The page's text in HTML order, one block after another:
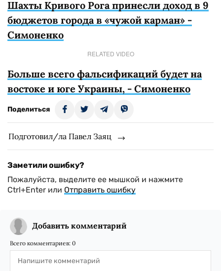
Шахты Кривого Рога принесли доход в 9
бюджетов города в «чужой карман» -
Симоненко
RELATED VIDEO
Больше всего фальсификаций будет на
востоке и юге Украины, - Симоненко
Поделиться
Подготовил/ла Павел Заяц
Заметили ошибку?
Пожалуйста, выделите ее мышкой и нажмите
Ctrl+Enter или Отправить ошибку
Добавить комментарий
Всего комментариев: 0